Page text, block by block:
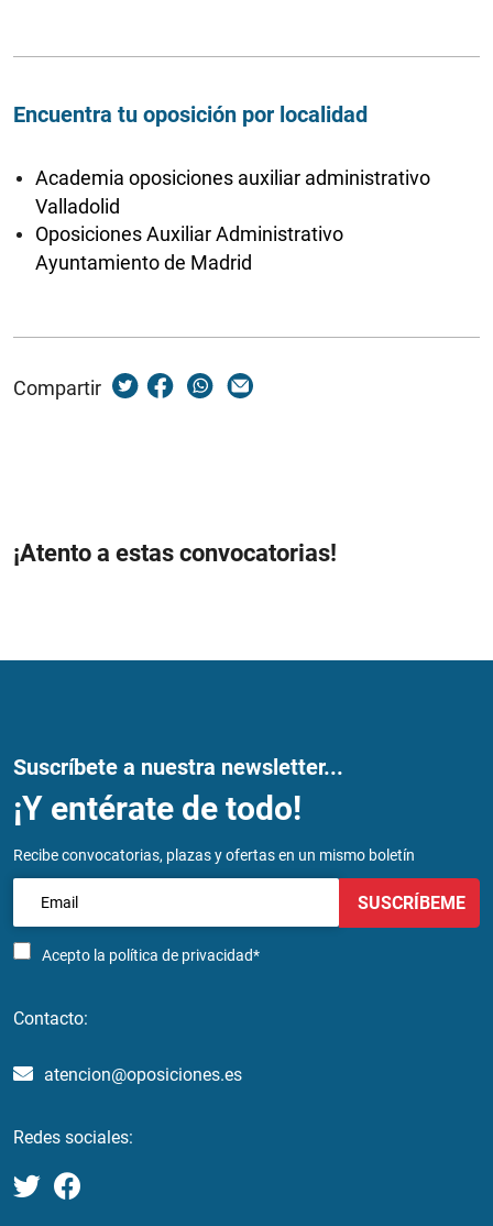
Encuentra tu oposición por localidad
Academia oposiciones auxiliar administrativo
Valladolid
Oposiciones Auxiliar Administrativo
Ayuntamiento de Madrid
Compartir
¡Atento a estas convocatorias!
Suscríbete a nuestra newsletter...
¡Y entérate de todo!
Recibe convocatorias, plazas y ofertas en un mismo boletín
Acepto la política de privacidad*
SUSCRÍBEME
Contacto:
atencion@oposiciones.es
Redes sociales: